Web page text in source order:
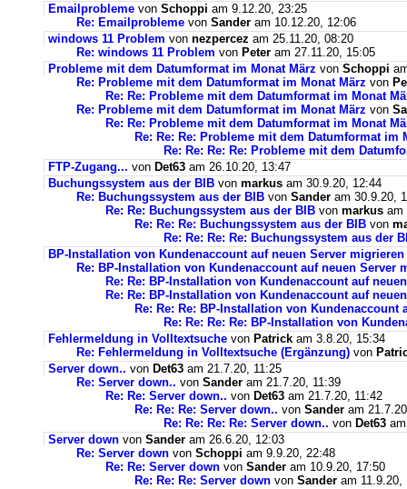
Emailprobleme von Schoppi am 9.12.20, 23:25
Re: Emailprobleme von Sander am 10.12.20, 12:06
windows 11 Problem von nezpercez am 25.11.20, 08:20
Re: windows 11 Problem von Peter am 27.11.20, 15:05
Probleme mit dem Datumformat im Monat März von Schoppi
Re: Probleme mit dem Datumformat im Monat März von
Re: Re: Probleme mit dem Datumformat im Monat
Re: Probleme mit dem Datumformat im Monat März von
Re: Re: Probleme mit dem Datumformat im Monat
Re: Re: Re: Probleme mit dem Datumformat im
Re: Re: Re: Re: Probleme mit dem
FTP-Zugang... von Det63 am 26.10.20, 13:47
Buchungssystem aus der BIB von markus am 30.9.20, 12:44
Re: Buchungssystem aus der BIB von Sander am 30.9.20,
Re: Re: Buchungssystem aus der BIB von markus am
Re: Re: Re: Buchungssystem aus der BIB von
Re: Re: Re: Re: Buchungssystem aus der
BP-Installation von Kundenaccount auf neuen Server migrieren
Re: BP-Installation von Kundenaccount auf neuen Server
Re: Re: BP-Installation von Kundenaccount auf
Re: Re: BP-Installation von Kundenaccount auf
Re: Re: Re: BP-Installation von Kundenaccount
Re: Re: Re: Re: BP-Installation von
Fehlermeldung in Volltextsuche von Patrick am 3.8.20, 15:34
Re: Fehlermeldung in Volltextsuche (Ergänzung) von
Server down.. von Det63 am 21.7.20, 11:25
Re: Server down.. von Sander am 21.7.20, 11:39
Re: Re: Server down.. von Det63 am 21.7.20, 11:42
Re: Re: Re: Server down.. von Sander am
Re: Re: Re: Re: Server down.. von Det63
Server down von Sander am 26.6.20, 12:03
Re: Server down von Schoppi am 9.9.20, 22:48
Re: Re: Server down von Sander am 10.9.20, 17:50
Re: Re: Re: Server down von Sander am 11.9.20,